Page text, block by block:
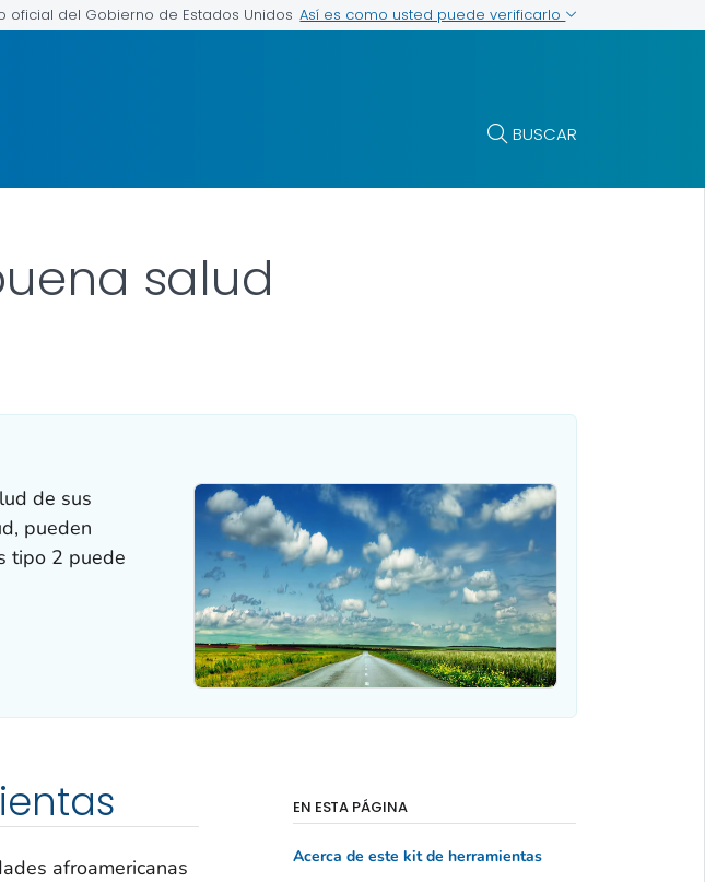
oficial del Gobierno de Estados Unidos Así es como usted puede verificarlo
BUSCAR
salud
de sus
pueden
tipo 2 puede
afroamericanas
EN ESTA PÁGINA
Acerca de este kit de herramientas